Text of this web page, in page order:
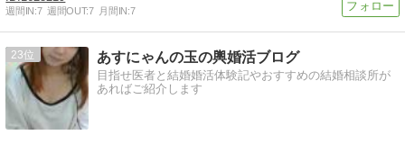
週間IN:7 週間OUT:7 月間IN:7
23 あすにゃんの玉の輿婚活ブログ
目指せ医者と結婚婚活体験記やおすすめの結婚相談所が
あればご紹介します